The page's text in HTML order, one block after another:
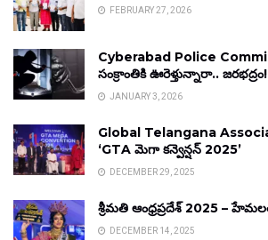
FEBRUARY 27, 2026
Cyberabad Police
సంక్రాంతికి ఊరెళ్తున్నారా.. జరభద్రం!
JANUARY 3, 2026
Global Telangana
‘GTA మెగా కన్వెన్షన్ 2025’
DECEMBER 29, 2025
శ్రీమతి ఆంధ్రప్రదేశ్ 2025 –
DECEMBER 14, 2025